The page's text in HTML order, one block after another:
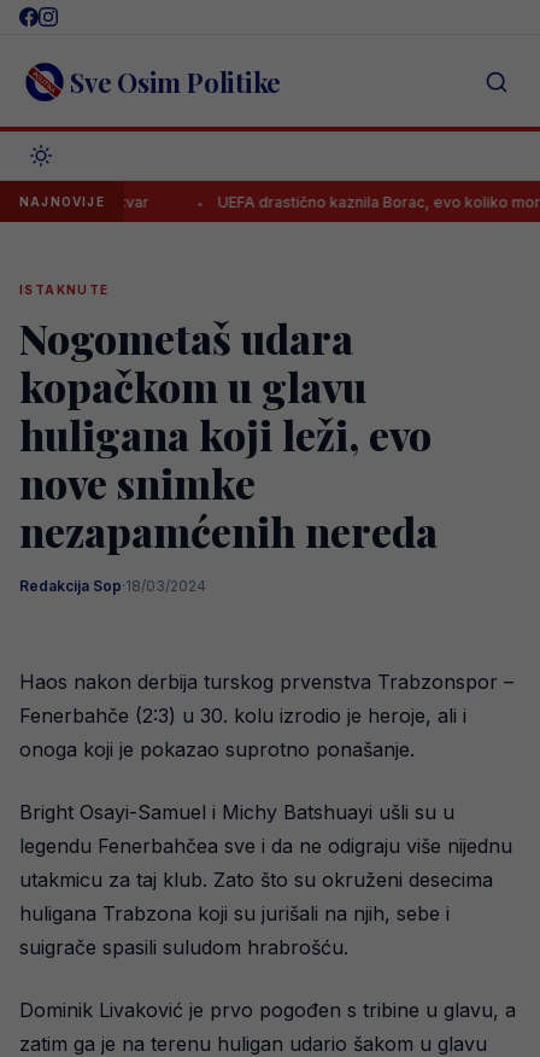
Skip
content Sve Osim Politike
NAJNOVIJE
stvar UEFA drastično kaznila Borac, evo koliko moraju
ISTAKNUTE
Nogometaš udara
kopačkom u glavu
huligana koji leži, evo
nove snimke
nezapamćenih nereda
Redakcija Sop·18/03/2024
Haos nakon derbija turskog prvenstva Trabzonspor –
Fenerbahče (2:3) u 30. kolu izrodio je heroje, ali i
onoga koji je pokazao suprotno ponašanje.
Bright Osayi-Samuel i Michy Batshuayi ušli su u
legendu Fenerbahčea sve i da ne odigraju više nijednu
utakmicu za taj klub. Zato što su okruženi desecima
huligana Trabzona koji su jurišali na njih, sebe i
suigrače spasili suludom hrabrošću.
Dominik Livaković je prvo pogođen s tribine u glavu, a
zatim ga je na terenu huligan udario šakom u glavu